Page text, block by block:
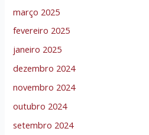
março 2025
fevereiro 2025
janeiro 2025
dezembro 2024
novembro 2024
outubro 2024
setembro 2024